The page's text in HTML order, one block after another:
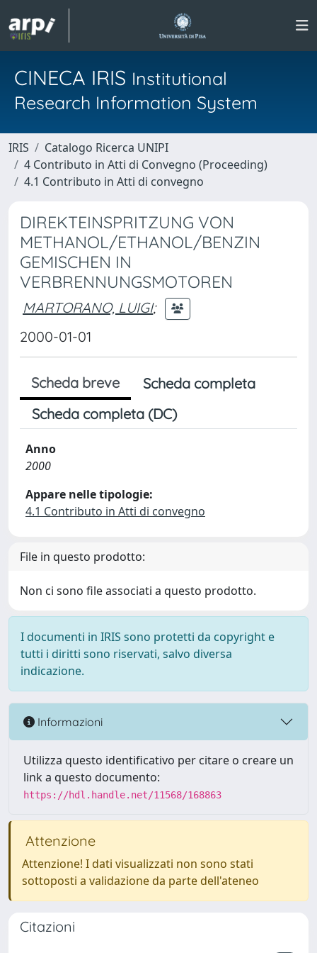
CINECA IRIS Institutional
Research Information System
IRIS
Catalogo Ricerca UNIPI
4 Contributo in Atti di Convegno (Proceeding)
4.1 Contributo in Atti di convegno
DIREKTEINSPRITZUNG VON
METHANOL/ETHANOL/BENZIN
GEMISCHEN IN
VERBRENNUNGSMOTOREN
MARTORANO, LUIGI;
2000-01-01
Scheda breve
Scheda completa
Scheda completa (DC)
Anno
2000
Appare nelle tipologie:
4.1 Contributo in Atti di convegno
File in questo prodotto:
Non ci sono file associati a questo prodotto.
I documenti in IRIS sono protetti da copyright e
tutti i diritti sono riservati, salvo diversa
indicazione.
Informazioni
Utilizza questo identificativo per citare o creare un
link a questo documento:
https://hdl.handle.net/11568/168863
Attenzione
Attenzione! I dati visualizzati non sono stati
sottoposti a validazione da parte dell'ateneo
Citazioni